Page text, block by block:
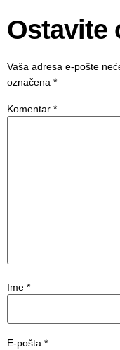
Ostavite
Vaša adresa e-pošte
označena *
Komentar *
Ime *
E-pošta *